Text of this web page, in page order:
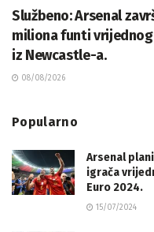
Službeno: Arsenal
miliona funti vrijednog
iz Newcastle-a.
08/08/2026
Popularno
Arsenal
igrača
Euro 2024.
15/07/2024